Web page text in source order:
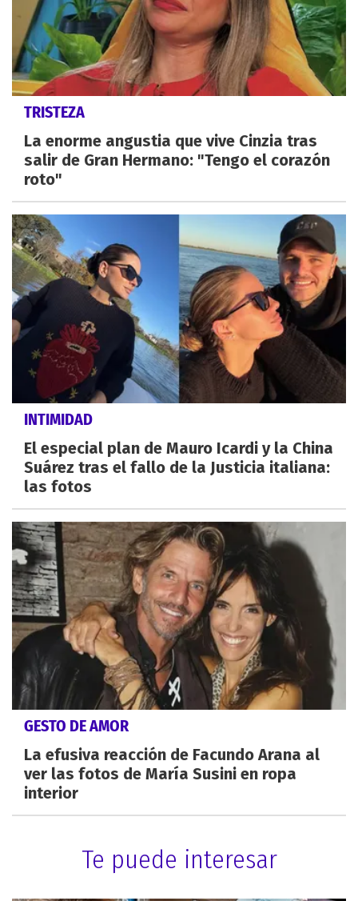
TRISTEZA
La enorme angustia que vive Cinzia tras
salir de Gran Hermano: "Tengo el corazón
roto"
INTIMIDAD
El especial plan de Mauro Icardi y la China
Suárez tras el fallo de la Justicia italiana:
las fotos
GESTO DE AMOR
La efusiva reacción de Facundo Arana al
ver las fotos de María Susini en ropa
interior
Te puede interesar